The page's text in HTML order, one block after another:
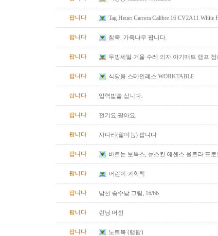
팝니다
Tag Heuer Carrera Calibre 16 CV2A11 White
팝니다
참죽. 가죽나무 팝니다.
팝니다 무빙세일 거울 수레 의자 아기매트 램프
팝니다 식당용 스테인레스 WORKTABLE
삽니다 압력밥솥 삽니다.
팝니다 전기요 팔아요
팝니다 사다리(알미늄) 팝니다
팝니다 바르는 보톡스, 뉴스킨 에센스 울트라 프로
팝니다 어린이 과학책
팝니다 남천 송수남 그림, 16/66
팝니다 런닝 머쉰
팝니다 노트북 (랩탑)